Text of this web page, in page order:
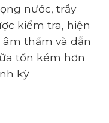
nước, trầy
kiểm tra, hiện
thầm và dẫn
tốn kém hơn
kỳ